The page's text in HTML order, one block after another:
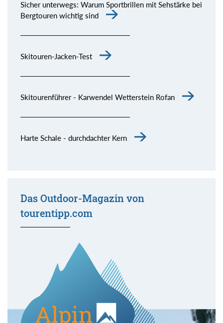
Sicher unterwegs: Warum Sportbrillen mit Sehstärke bei
Bergtouren wichtig sind
Skitouren-Jacken-Test
Skitourenführer - Karwendel Wetterstein Rofan
Harte Schale - durchdachter Kern
Das Outdoor-Magazin von
tourentipp.com